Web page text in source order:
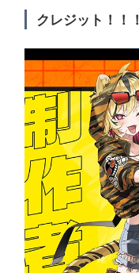
クレジット！！！